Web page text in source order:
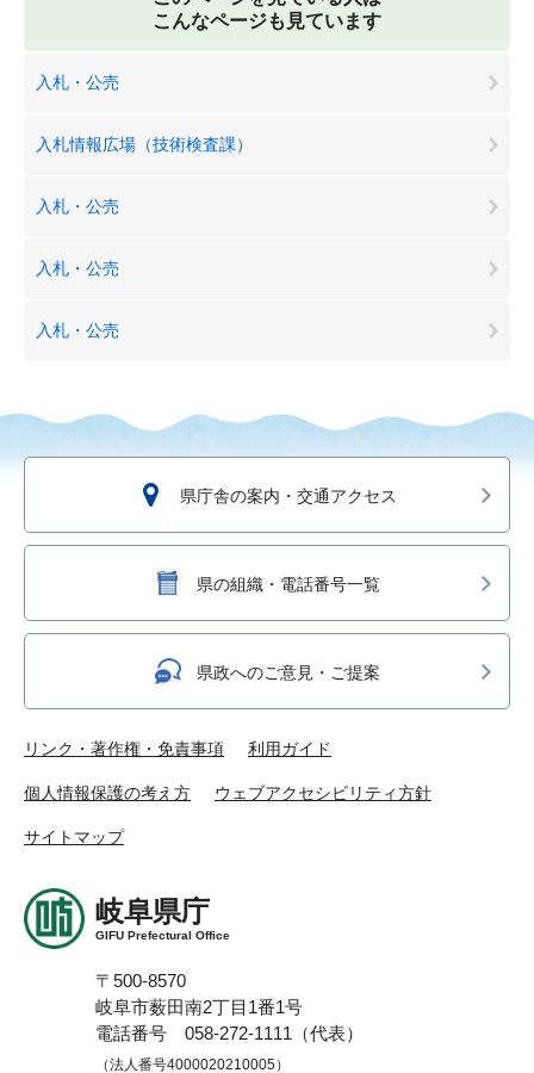
こんなページも見ています
入札・公売
入札情報広場（技術検査課）
入札・公売
入札・公売
入札・公売
県庁舎の案内・交通アクセス
県の組織・電話番号一覧
県政へのご意見・ご提案
リンク・著作権・免責事項 利用ガイド
個人情報保護の考え方 ウェブアクセシビリティ方針
サイトマップ
岐阜県庁
GIFU Prefectural Office
〒500-8570
岐阜市薮田南2丁目1番1号
電話番号 058-272-1111（代表）
（法人番号4000020210005）